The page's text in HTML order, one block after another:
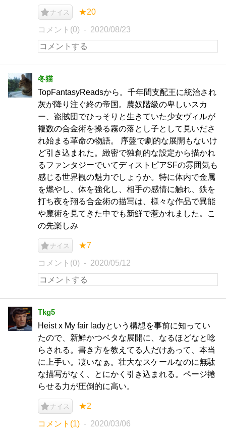
ナイス ★20
コメント(0) 2020/08/23
冬猫
TopFantasyReadsから。千年間支配王に統治され
灰が降り注ぐ終の帝国。農奴階級の卑しいスカ
ー、盗賊団でひっそりと生きていた少女ヴィルが
複数の合金術を操る霧の落とし子として見いださ
れ始まる革命の物語。 序盤で劇的な展開もないけ
ど引き込まれた。緻密で独創的な設定から描かれ
るファンタジーでいてディストピアSFの雰囲気も
感じる世界観の魅力でしょうか。特に体内で金属
を燃やし、体を強化し、相手の感情に触れ、鉄を
打ち夜を翔る合金術の描写は、様々な作品で異能
や魔術を見てきた中でも新鮮で惹かれました。こ
の先楽しみ
ナイス ★7
コメント(0) 2020/05/12
Tkg5
Heist x My fair ladyという構想を事前に知ってい
たので、新鮮かつベタな展開に、なるほどなと唸
らされる。書き方を教えてる人だけあって、本当
に上手い。凄いなぁ。壮大なスケールなのに無駄
な描写がなく、とにかく引き込まれる。ページ捲
らせる力が圧倒的に高い。
ナイス ★2
コメント(1) 2020/03/06